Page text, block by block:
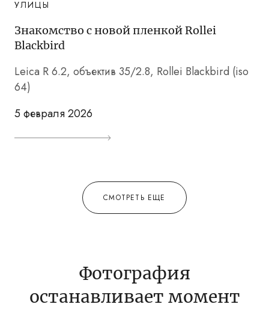
УЛИЦЫ
Знакомство с новой пленкой Rollei
Blackbird
Leica R 6.2, объектив 35/2.8, Rollei Blackbird (iso
64)
5 февраля 2026
СМОТРЕТЬ ЕЩЕ
Фотография
останавливает момент